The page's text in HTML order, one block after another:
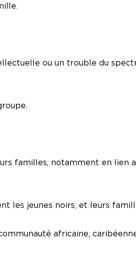
ou un trouble du
familles, notamment en lien
les jeunes noirs, et leurs
africaine,